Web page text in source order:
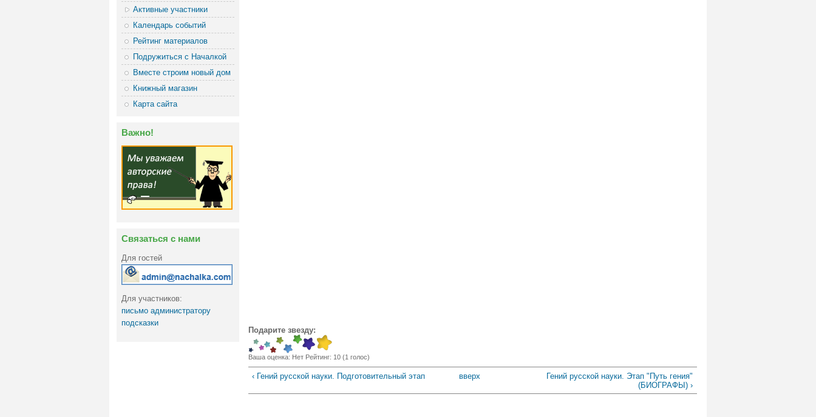
Активные участники
Календарь событий
Рейтинг материалов
Подружиться с Началкой
Вместе строим новый дом
Книжный магазин
Карта сайта
Важно!
Связаться с нами
Для гостей
Для участников:
письмо администратору
подсказки
Подарите звезду:
Ваша оценка: Нет Рейтинг: 10 (1голос)
‹ Гений русской науки. Подготовительный этап вверх
Гений русской науки. Этап "Путь гения"
(БИОГРАФЫ) ›